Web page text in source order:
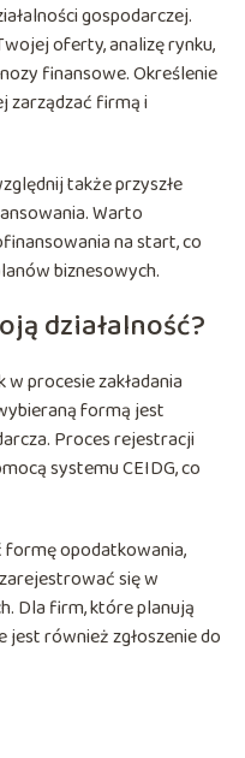
gospodarczej.
oferty, analizę rynku,
finansowe. Określenie
zarządzać firmą i
także przyszłe
Warto
na start, co
biznesowych.
działalność?
procesie zakładania
formą jest
Proces rejestracji
systemu CEIDG, co
opodatkowania,
się w
Dla firm, które planują
również zgłoszenie do